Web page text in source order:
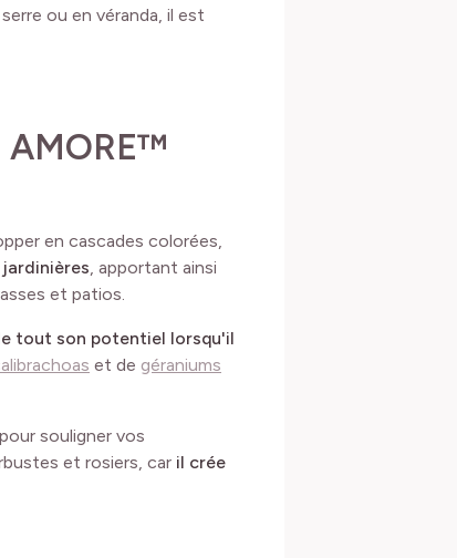
ou en véranda, il est
AMORE™
en cascades colorées,
, apportant ainsi
et patios.
tout son potentiel lorsqu'il
et de géraniums
, pour souligner vos
et rosiers, car il crée